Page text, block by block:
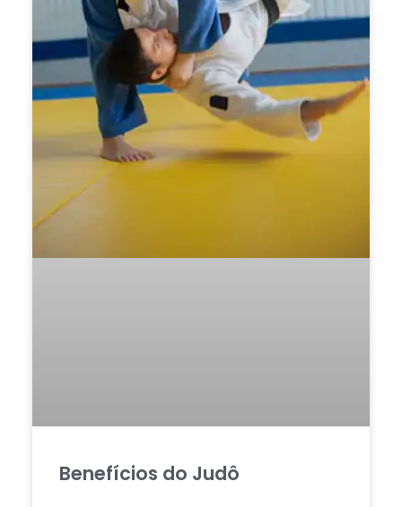
Benefícios do Judô